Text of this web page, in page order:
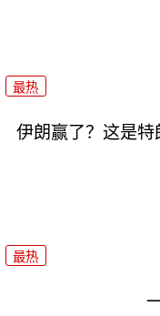
最热
伊朗赢了？这是特
最热